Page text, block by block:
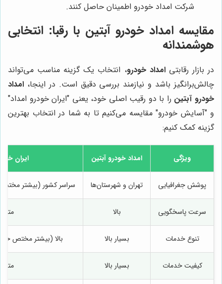
شرکت امداد خودرو اطمینان حاصل کنند.
مقایسه امداد خودرو آبتین با رقبا: انتخابی
هوشمندانه
در بازار رقابتیامداد خودرو، انتخاب یک گزینه مناسب می‌تواند
چالش‌برانگیز باشد و نیازمند بررسی دقیق است. در اینجا، امداد
خودرو آبتین را با دو رقیب اصلی خود، یعنی "ایران خودرو امداد"
و "آسایش خودرو" مقایسه می‌کنیم تا به شما در انتخاب بهترین
گزینه کمک کنیم:
ویژگی امداد خودرو آبتین ایران
پوشش جغرافیایی تهران و شهرستان‌ها سراسر کشور (بیشتر مختص
سرعت پاسخگویی بالا
تنوع خدمات بسیار بالا بالا (بیشتر مختص
کیفیت خدمات بسیار بالا